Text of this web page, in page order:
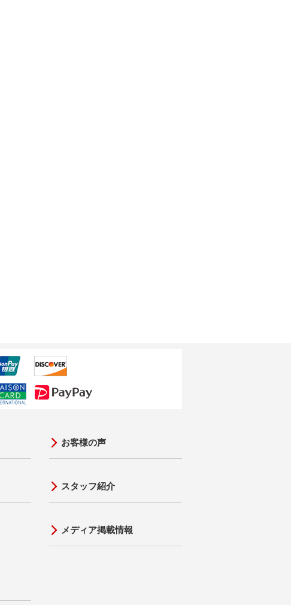
お客様の声
スタッフ紹介
メディア掲載情報